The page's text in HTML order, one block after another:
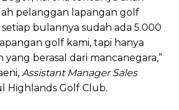
pelanggan lapangan golf
setiap bulannya sudah ada 5.000
golf kami, tapi hanya
yang berasal dari mancanegara,”
Assistant Manager Sales
Highlands Golf Club.